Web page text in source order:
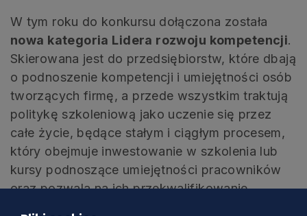
W tym roku do konkursu dołączona została
nowa kategoria Lidera rozwoju kompetencji.
Skierowana jest do przedsiębiorstw, które dbają
o podnoszenie kompetencji i umiejętności osób
tworzących firmę, a przede wszystkim traktują
politykę szkoleniową jako uczenie się przez
całe życie, będące stałym i ciągłym procesem,
który obejmuje inwestowanie w szkolenia lub
kursy podnoszące umiejętności pracowników
oraz pozwala na ich przekwalifikowanie